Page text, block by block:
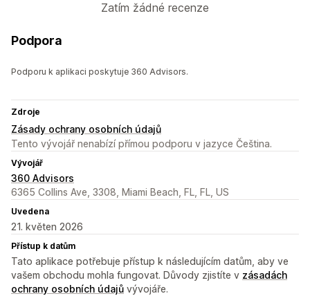
Zatím žádné recenze
Podpora
Podporu k aplikaci poskytuje 360 Advisors.
Zdroje
Zásady ochrany osobních údajů
Tento vývojář nenabízí přímou podporu v jazyce Čeština.
Vývojář
360 Advisors
6365 Collins Ave, 3308, Miami Beach, FL, FL, US
Uvedena
21. květen 2026
Přístup k datům
Tato aplikace potřebuje přístup k následujícím datům, aby ve
vašem obchodu mohla fungovat. Důvody zjistíte v zásadách
ochrany osobních údajů vývojáře.